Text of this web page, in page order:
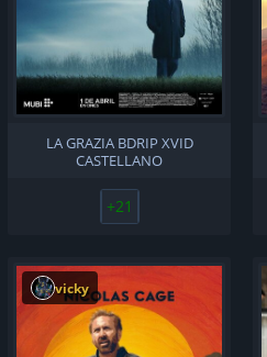
LA GRAZIA BDRIP XVID
CASTELLANO
+21
vicky